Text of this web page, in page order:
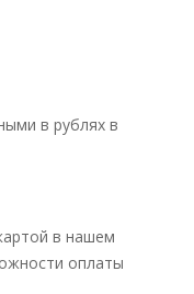
в рублях в
в нашем
оплаты